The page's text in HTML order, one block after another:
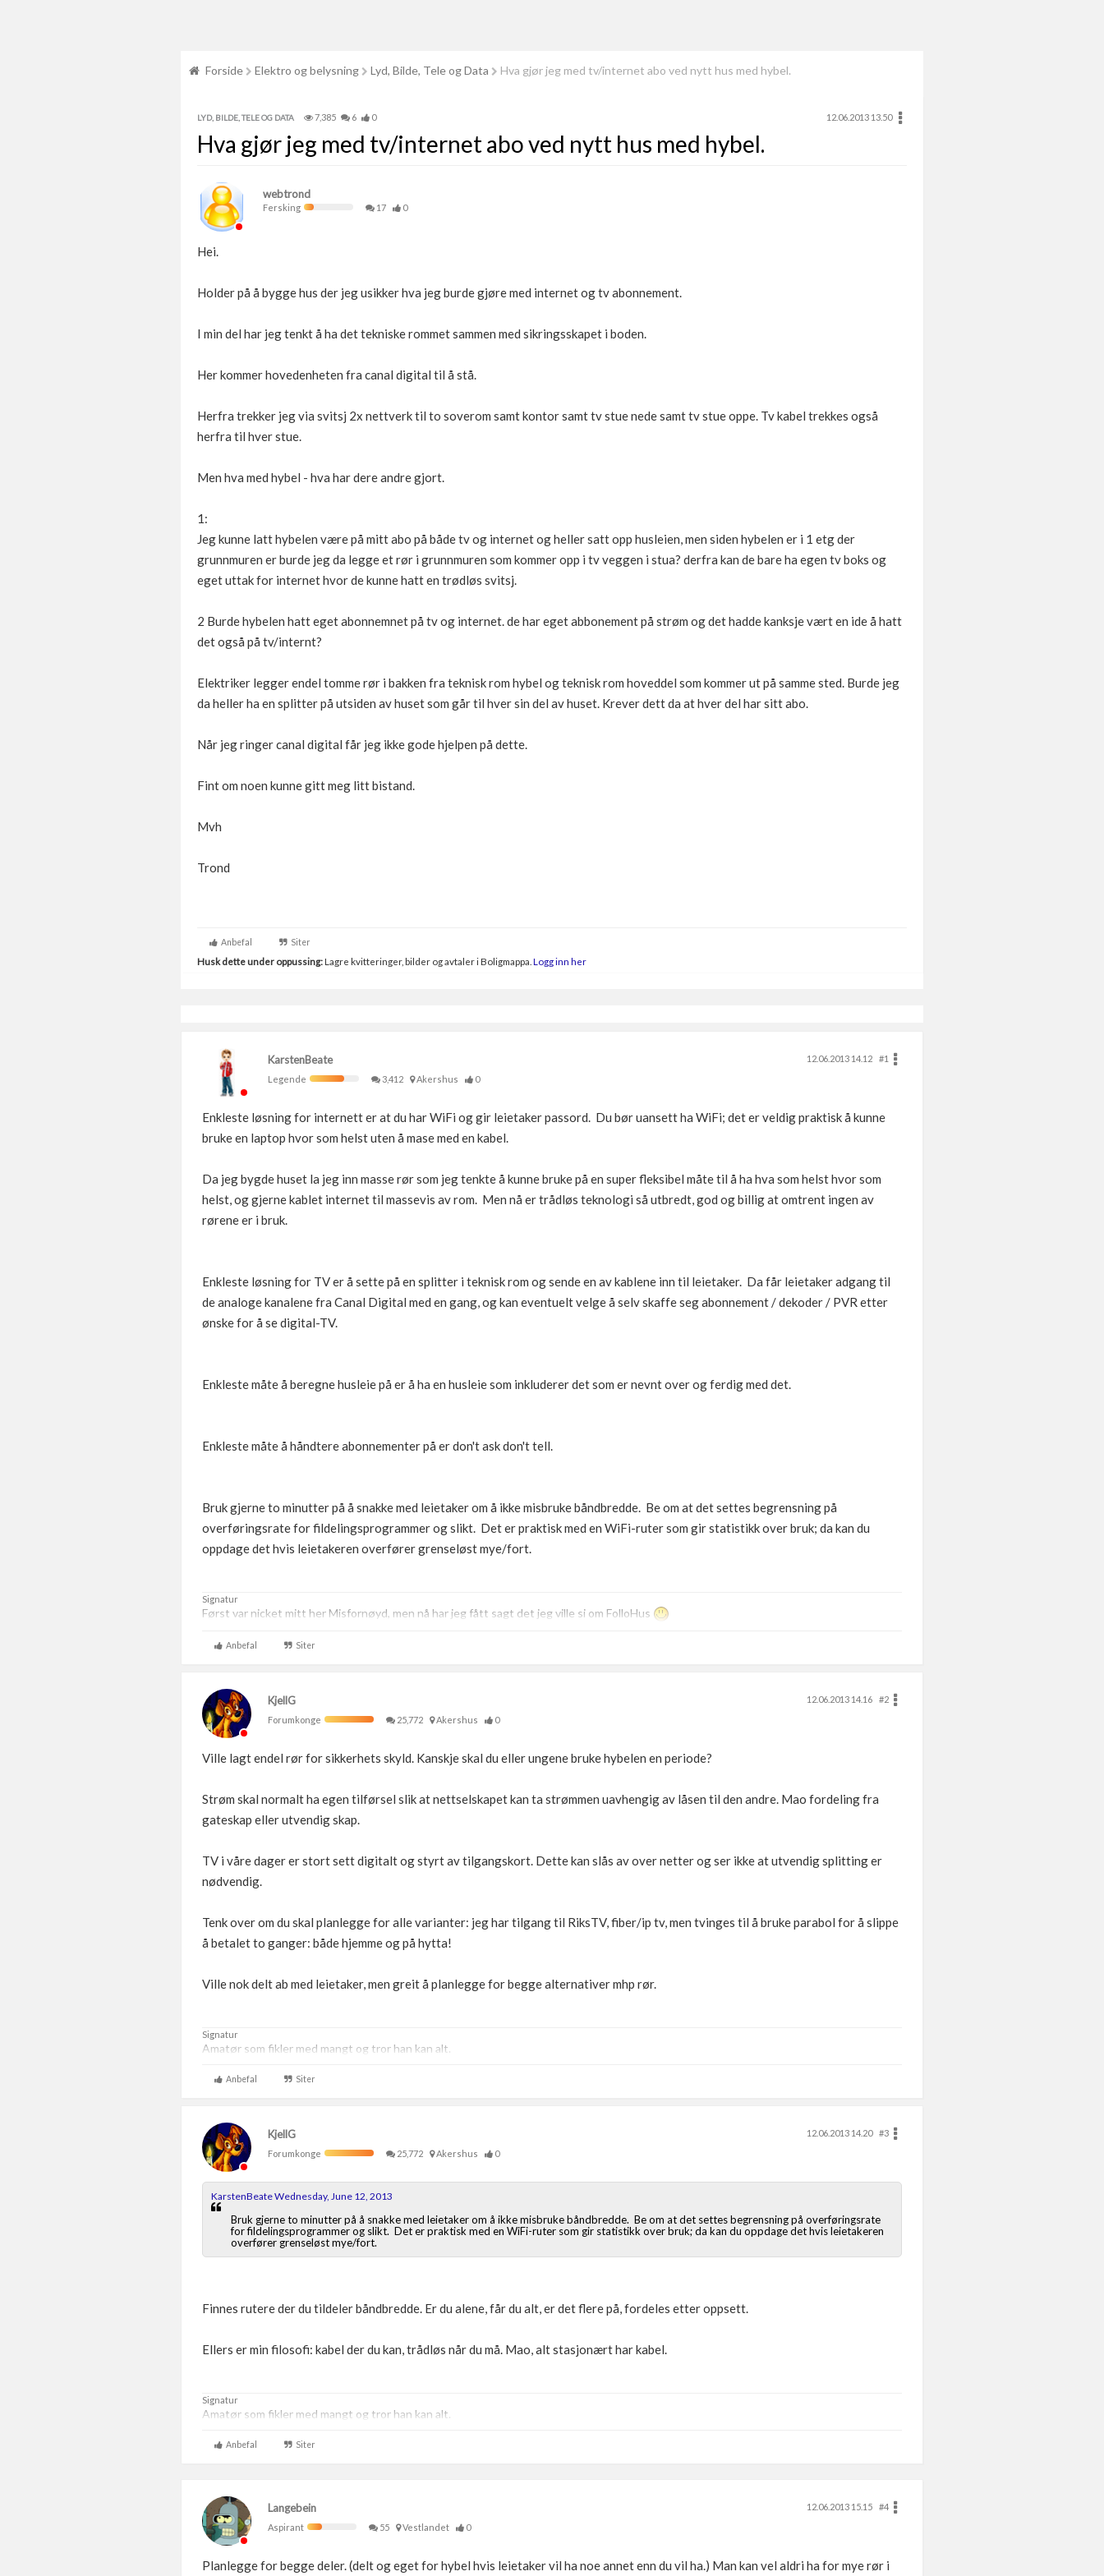
Forside Elektro og belysning Lyd, Bilde, Tele og Data Hva gjør jeg med tv/internet abo ved nytt hus med hybel.
LYD, BILDE, TELE OG DATA 7,385 6 0 12.06.2013 13.50
Hva gjør jeg med tv/internet abo ved nytt hus med hybel.
webtrond
Fersking 17 0
Hei.
Holder på å bygge hus der jeg usikker hva jeg burde gjøre med internet og tv abonnement.
I min del har jeg tenkt å ha det tekniske rommet sammen med sikringsskapet i boden.
Her kommer hovedenheten fra canal digital til å stå.
Herfra trekker jeg via svitsj 2x nettverk til to soverom samt kontor samt tv stue nede samt tv stue oppe. Tv kabel trekkes også
herfra til hver stue.
Men hva med hybel - hva har dere andre gjort.
1:
Jeg kunne latt hybelen være på mitt abo på både tv og internet og heller satt opp husleien, men siden hybelen er i 1 etg der
grunnmuren er burde jeg da legge et rør i grunnmuren som kommer opp i tv veggen i stua? derfra kan de bare ha egen tv boks og
eget uttak for internet hvor de kunne hatt en trødløs svitsj.
2 Burde hybelen hatt eget abonnemnet på tv og internet. de har eget abbonement på strøm og det hadde kanksje vært en ide å hatt
det også på tv/internt?
Elektriker legger endel tomme rør i bakken fra teknisk rom hybel og teknisk rom hoveddel som kommer ut på samme sted. Burde jeg
da heller ha en splitter på utsiden av huset som går til hver sin del av huset. Krever dett da at hver del har sitt abo.
Når jeg ringer canal digital får jeg ikke gode hjelpen på dette.
Fint om noen kunne gitt meg litt bistand.
Mvh
Trond
Anbefal Siter
Husk dette under oppussing:Lagre kvitteringer, bilder og avtaler i Boligmappa. Logg inn her
KarstenBeate 12.06.2013 14.12
#1
Legende
3,412 Akershus 0
Enkleste løsning for internett er at du har WiFi og gir leietaker passord. Du bør uansett ha WiFi; det er veldig praktisk å kunne
bruke en laptop hvor som helst uten å mase med en kabel.
Da jeg bygde huset la jeg inn masse rør som jeg tenkte å kunne bruke på en super fleksibel måte til å ha hva som helst hvor som
helst, og gjerne kablet internet til massevis av rom. Men nå er trådløs teknologi så utbredt, god og billig at omtrent ingen av
rørene er i bruk.
Enkleste løsning for TV er å sette på en splitter i teknisk rom og sende en av kablene inn til leietaker. Da får leietaker adgang til
de analoge kanalene fra Canal Digital med en gang, og kan eventuelt velge å selv skaffe seg abonnement / dekoder / PVR etter
ønske for å se digital-TV.
Enkleste måte å beregne husleie på er å ha en husleie som inkluderer det som er nevnt over og ferdig med det.
Enkleste måte å håndtere abonnementer på er don't ask don't tell.
Bruk gjerne to minutter på å snakke med leietaker om å ikke misbruke båndbredde. Be om at det settes begrensning på
overføringsrate for fildelingsprogrammer og slikt. Det er praktisk med en WiFi-ruter som gir statistikk over bruk; da kan du
oppdage det hvis leietakeren overfører grenseløst mye/fort.
Signatur
Først var nicket mitt her Misfornøyd, men nå har jeg fått sagt det jeg ville si om FolloHus
Anbefal Siter
KjellG 12.06.2013 14.16
#2
Forumkonge
25,772 Akershus 0
Ville lagt endel rør for sikkerhets skyld. Kanskje skal du eller ungene bruke hybelen en periode?
Strøm skal normalt ha egen tilførsel slik at nettselskapet kan ta strømmen uavhengig av låsen til den andre. Mao fordeling fra
gateskap eller utvendig skap.
TV i våre dager er stort sett digitalt og styrt av tilgangskort. Dette kan slås av over netter og ser ikke at utvendig splitting er
nødvendig.
Tenk over om du skal planlegge for alle varianter: jeg har tilgang til RiksTV, fiber/ip tv, men tvinges til å bruke parabol for å slippe
å betalet to ganger: både hjemme og på hytta!
Ville nok delt ab med leietaker, men greit å planlegge for begge alternativer mhp rør.
Signatur
Amatør som fikler med mangt og tror han kan alt.
Anbefal Siter
KjellG 12.06.2013 14.20
#3
Forumkonge
25,772 Akershus 0
KarstenBeate Wednesday, June 12, 2013
Bruk gjerne to minutter på å snakke med leietaker om å ikke misbruke båndbredde. Be om at det settes begrensning på overføringsrate
for fildelingsprogrammer og slikt. Det er praktisk med en WiFi-ruter som gir statistikk over bruk; da kan du oppdage det hvis leietakeren
overfører grenseløst mye/fort.
Finnes rutere der du tildeler båndbredde. Er du alene, får du alt, er det flere på, fordeles etter oppsett.
Ellers er min filosofi: kabel der du kan, trådløs når du må. Mao, alt stasjonært har kabel.
Signatur
Amatør som fikler med mangt og tror han kan alt.
Anbefal Siter
Langebein 12.06.2013 15.15
#4
Aspirant
55 Vestlandet 0
Planlegge for begge deler. (delt og eget for hybel hvis leietaker vil ha noe annet enn du vil ha.) Man kan vel aldri ha for mye rør i